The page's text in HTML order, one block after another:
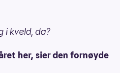
i kveld, da?
her, sier den fornøyde